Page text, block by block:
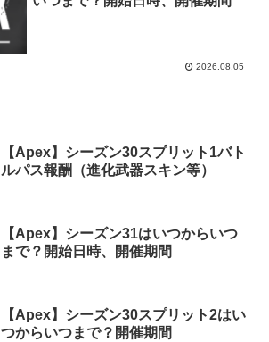
2026.08.05
【Apex】シーズン30スプリット1バト
ルパス報酬（進化武器スキン等）
【Apex】シーズン31はいつからいつ
まで？開始日時、開催期間
【Apex】シーズン30スプリット2はい
つからいつまで？開催期間